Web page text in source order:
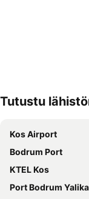
Tutustu
Kos Airport
Bodrum Port
KTEL Kos
Port Bodrum